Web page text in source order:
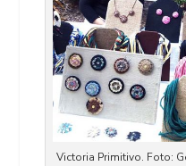
Victoria Primitivo. Foto: